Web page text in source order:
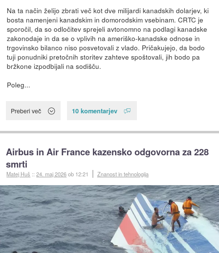
Na ta način želijo zbrati več kot dve milijardi kanadskih dolarjev, ki
bosta namenjeni kanadskim in domorodskim vsebinam. CRTC je
sporočil, da so odločitev sprejeli avtonomno na podlagi kanadske
zakonodaje in da se o vplivih na ameriško-kanadske odnose in
trgovinsko bilanco niso posvetovali z vlado. Pričakujejo, da bodo
tuji ponudniki pretočnih storitev zahteve spoštovali, jih bodo pa
bržkone izpodbijali na sodišču.
Poleg...
Preberi več 10 komentarjev
Airbus in Air France kazensko odgovorna za 228
smrti
Matej Huš ::24. maj 2026ob 12:21 Znanost in tehnologija